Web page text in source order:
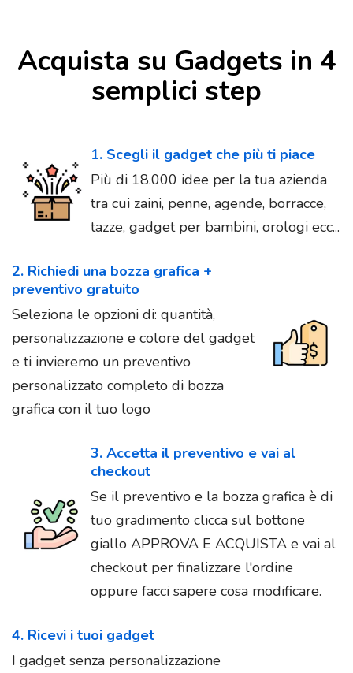
Acquista su Gadgets in 4
semplici step
1. Scegli il gadget che più ti piace
Più di 18.000 idee per la tua azienda
tra cui zaini, penne, agende, borracce,
tazze, gadget per bambini, orologi ecc...
2. Richiedi una bozza grafica +
preventivo gratuito
Seleziona le opzioni di: quantità,
personalizzazione e colore del gadget
e ti invieremo un preventivo
personalizzato completo di bozza
grafica con il tuo logo
3. Accetta il preventivo e vai al
checkout
Se il preventivo e la bozza grafica è di
tuo gradimento clicca sul bottone
giallo APPROVA E ACQUISTA e vai al
checkout per finalizzare l'ordine
oppure facci sapere cosa modificare.
4. Ricevi i tuoi gadget
I gadget senza personalizzazione